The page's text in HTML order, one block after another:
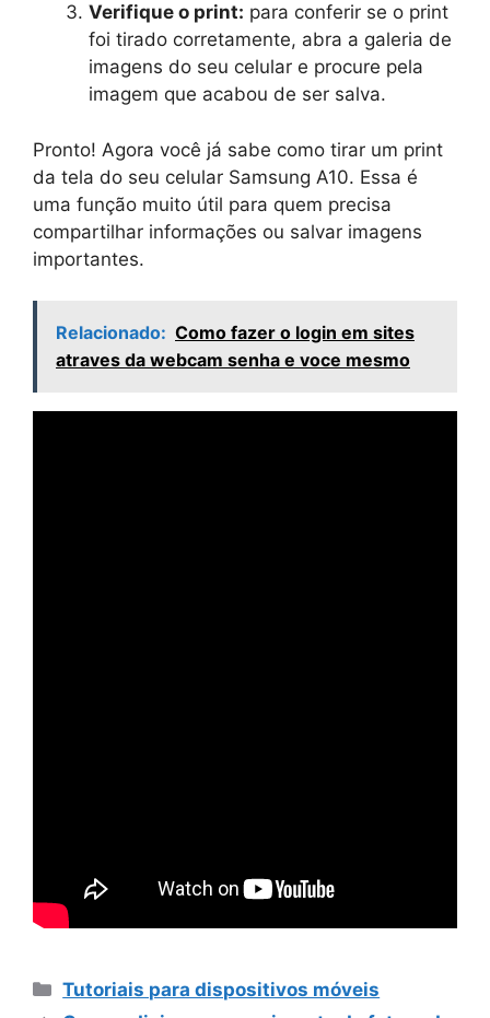
Verifique o print: para conferir se o print
foi tirado corretamente, abra a galeria de
imagens do seu celular e procure pela
imagem que acabou de ser salva.
Pronto! Agora você já sabe como tirar um print
da tela do seu celular Samsung A10. Essa é
uma função muito útil para quem precisa
compartilhar informações ou salvar imagens
importantes.
Relacionado: Como fazer o login em sites
atraves da webcam senha e voce mesmo
Categorias
Tutoriais para dispositivos móveis